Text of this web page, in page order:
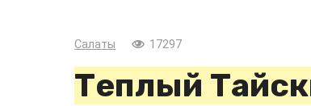
Салаты 17297
Теплый